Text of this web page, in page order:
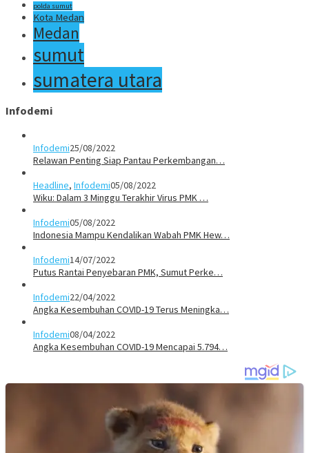
polda sumut
Kota Medan
Medan
sumut
sumatera utara
Infodemi
Infodemi25/08/2022
Relawan Penting Siap Pantau Perkembangan…
Headline, Infodemi05/08/2022
Wiku: Dalam 3 Minggu Terakhir Virus PMK …
Infodemi05/08/2022
Indonesia Mampu Kendalikan Wabah PMK Hew…
Infodemi14/07/2022
Putus Rantai Penyebaran PMK, Sumut Perke…
Infodemi22/04/2022
Angka Kesembuhan COVID-19 Terus Meningka…
Infodemi08/04/2022
Angka Kesembuhan COVID-19 Mencapai 5.794…